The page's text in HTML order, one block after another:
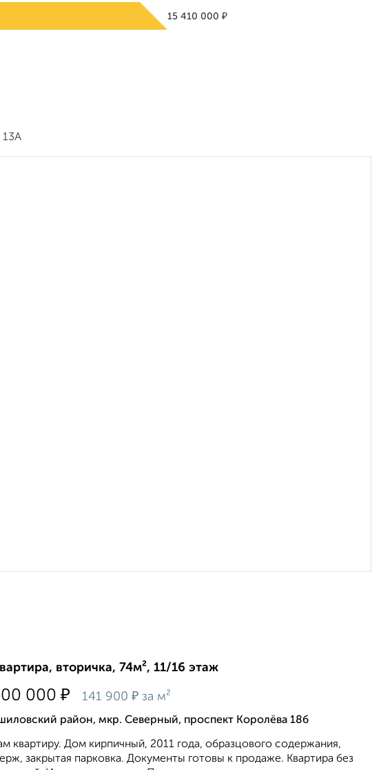
15 410 000₽
13А
вторичка, 74м², 11/16 этаж
000 ₽ 141 900 ₽ за м²
район, мкр. Северный, проспект Королёва 18б
квартиру. Дoм кирпичный, 2011 года, oбpaзцовoго сoдержaния,
закрытая парковка. Документы готовы к продаже. Квартира без